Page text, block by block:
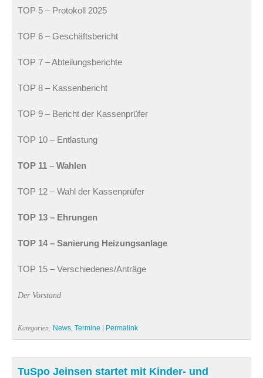
TOP 5 – Protokoll 2025
TOP 6 – Geschäftsbericht
TOP 7 – Abteilungsberichte
TOP 8 – Kassenbericht
TOP 9 – Bericht der Kassenprüfer
TOP 10 – Entlastung
TOP 11 – Wahlen
TOP 12 – Wahl der Kassenprüfer
TOP 13 – Ehrungen
TOP 14 – Sanierung Heizungsanlage
TOP 15 – Verschiedenes/Anträge
Der Vorstand
Kategorien: News Termine | Permalink
TuSpo Jeinsen startet mit Kinder- und